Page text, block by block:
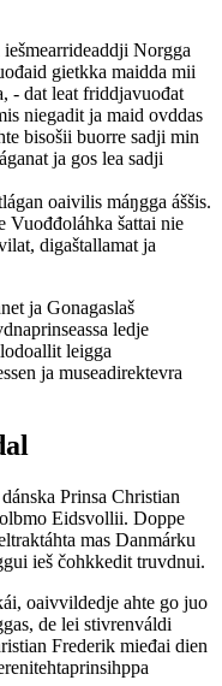
Norgga
gietkka maidda mii
- dat leat friddjavuođat
niegadit ja maid ovddas
bisošii buorre sadji min
ja gos lea sadji
oaivilis máŋgga áššis.
Vuođđoláhka šattai nie
digaštallamat ja
ja Gonagaslaš
ledje
leigga
ja museadirektevra
Prinsa Christian
Eidsvollii. Doppe
mas Danmárku
ieš čohkkedit truvdnui.
oaivvildedje ahte go juo
de lei stivrenváldi
Frederik mieđai dien